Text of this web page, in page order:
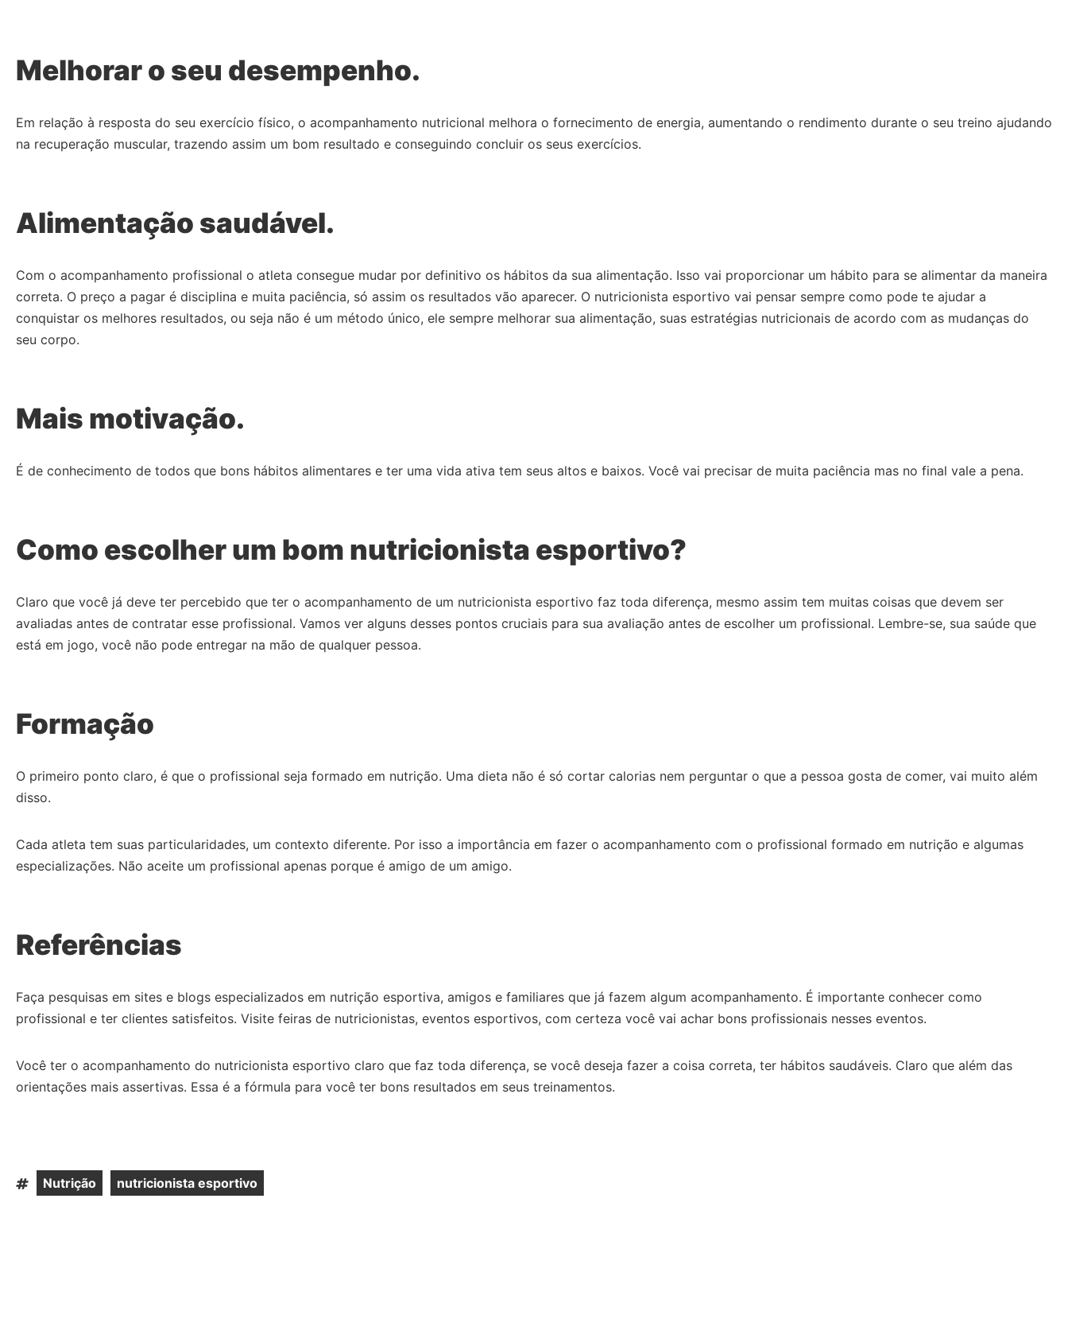
Melhorar o seu desempenho.
Em relação à resposta do seu exercício físico, o acompanhamento nutricional melhora o fornecimento de energia, aumentando o rendimento durante o seu treino ajudando
na recuperação muscular, trazendo assim um bom resultado e conseguindo concluir os seus exercícios.
Alimentação saudável.
Com o acompanhamento profissional o atleta consegue mudar por definitivo os hábitos da sua alimentação. Isso vai proporcionar um hábito para se alimentar da maneira
correta. O preço a pagar é disciplina e muita paciência, só assim os resultados vão aparecer. O nutricionista esportivo vai pensar sempre como pode te ajudar a
conquistar os melhores resultados, ou seja não é um método único, ele sempre melhorar sua alimentação, suas estratégias nutricionais de acordo com as mudanças do
seu corpo.
Mais motivação.
É de conhecimento de todos que bons hábitos alimentares e ter uma vida ativa tem seus altos e baixos. Você vai precisar de muita paciência mas no final vale a pena.
Como escolher um bom nutricionista esportivo?
Claro que você já deve ter percebido que ter o acompanhamento de um nutricionista esportivo faz toda diferença, mesmo assim tem muitas coisas que devem ser
avaliadas antes de contratar esse profissional. Vamos ver alguns desses pontos cruciais para sua avaliação antes de escolher um profissional. Lembre-se, sua saúde que
está em jogo, você não pode entregar na mão de qualquer pessoa.
Formação
O primeiro ponto claro, é que o profissional seja formado em nutrição. Uma dieta não é só cortar calorias nem perguntar o que a pessoa gosta de comer, vai muito além
disso.
Cada atleta tem suas particularidades, um contexto diferente. Por isso a importância em fazer o acompanhamento com o profissional formado em nutrição e algumas
especializações. Não aceite um profissional apenas porque é amigo de um amigo.
Referências
Faça pesquisas em sites e blogs especializados em nutrição esportiva, amigos e familiares que já fazem algum acompanhamento. É importante conhecer como
profissional e ter clientes satisfeitos. Visite feiras de nutricionistas, eventos esportivos, com certeza você vai achar bons profissionais nesses eventos.
Você ter o acompanhamento do nutricionista esportivo claro que faz toda diferença, se você deseja fazer a coisa correta, ter hábitos saudáveis. Claro que além das
orientações mais assertivas. Essa é a fórmula para você ter bons resultados em seus treinamentos.
Tags:
Nutrição
nutricionista esportivo